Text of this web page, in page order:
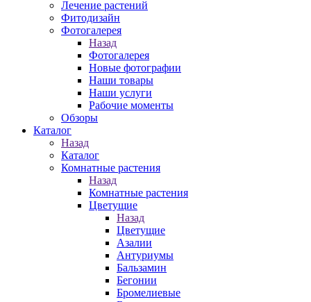
Лечение растений
Фитодизайн
Фотогалерея
Назад
Фотогалерея
Новые фотографии
Наши товары
Наши услуги
Рабочие моменты
Обзоры
Каталог
Назад
Каталог
Комнатные растения
Назад
Комнатные растения
Цветущие
Назад
Цветущие
Азалии
Антуриумы
Бальзамин
Бегонии
Бромелиевые